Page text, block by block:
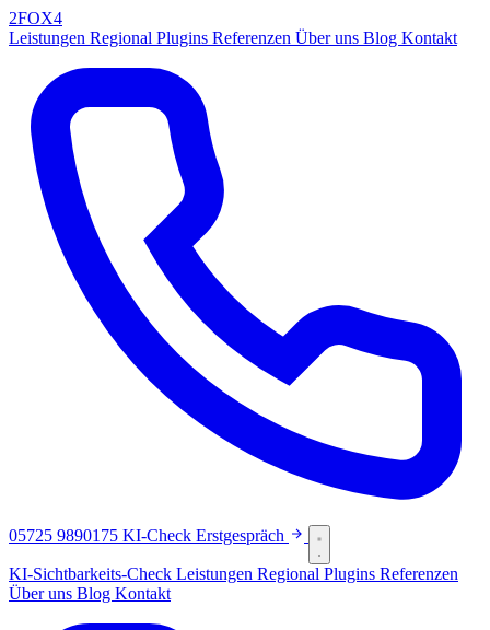
2FOX4
Leistungen Regional Plugins Referenzen Über uns Blog Kontakt
05725 9890175 KI-Check Erstgespräch
KI-Sichtbarkeits-Check Leistungen Regional Plugins Referenzen
Über uns Blog Kontakt